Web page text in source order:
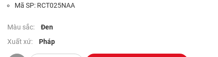
Mã SP: RCT025NAA
Màu sắc:
Đen
Xuất xứ:
Pháp